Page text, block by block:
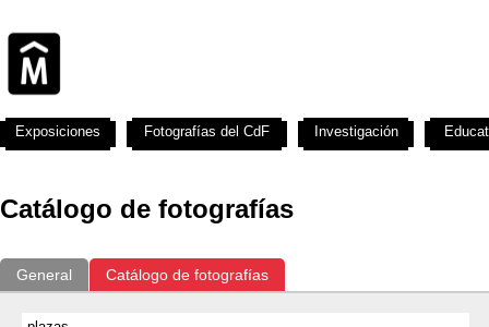
Catálogo de fotografías
General Catálogo de fotografías
Exposiciones Fotografías del CdF Investigación